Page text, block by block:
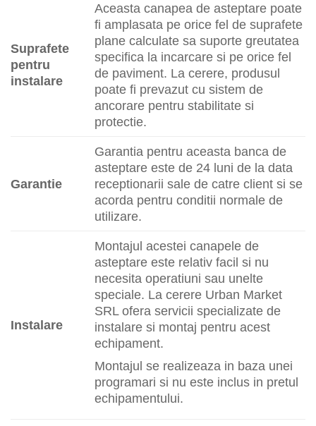
Suprafete
pentru
instalare
Aceasta canapea de asteptare poate
fi amplasata pe orice fel de suprafete
plane calculate sa suporte greutatea
specifica la incarcare si pe orice fel
de paviment. La cerere, produsul
poate fi prevazut cu sistem de
ancorare pentru stabilitate si
protectie.
Garantie
Garantia pentru aceasta banca de
asteptare este de 24 luni de la data
receptionarii sale de catre client si se
acorda pentru conditii normale de
utilizare.
Instalare
Montajul acestei canapele de
asteptare este relativ facil si nu
necesita operatiuni sau unelte
speciale. La cerere Urban Market
SRL ofera servicii specializate de
instalare si montaj pentru acest
echipament.
Montajul se realizeaza in baza unei
programari si nu este inclus in pretul
echipamentului.